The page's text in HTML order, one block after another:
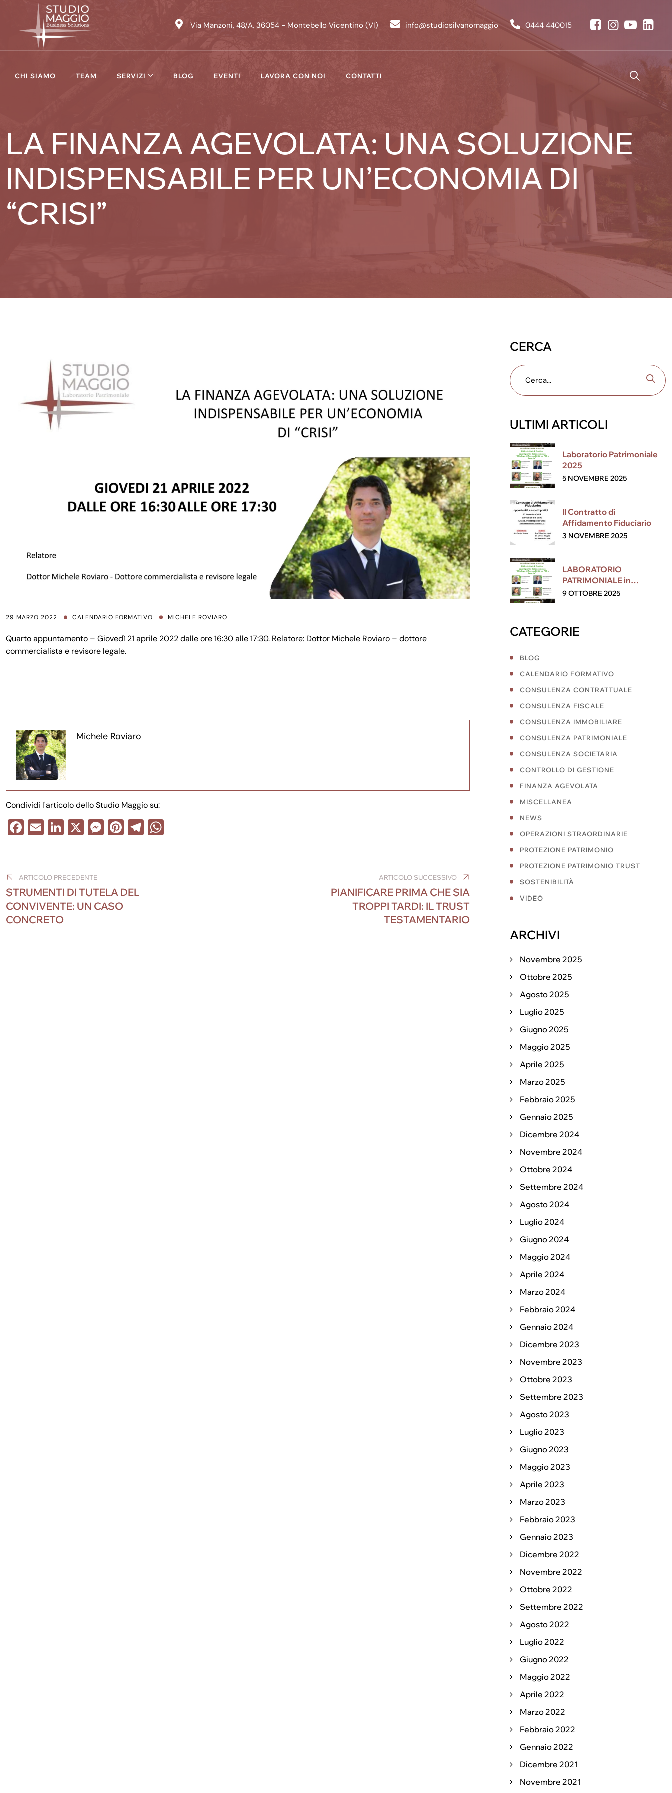
content
Via Manzoni, 48/A, 36054 - Montebello Vicentino (VI) info@studiosilvanomaggio 0444 440015
CHI SIAMO TEAM SERVIZI BLOG EVENTI LAVORA CON NOI CONTATTI
LA FINANZA AGEVOLATA: UNA SOLUZIONE
INDISPENSABILE PER UN’ECONOMIA DI
“CRISI”
29 MARZO 2022 CALENDARIO FORMATIVO MICHELE ROVIARO
Quarto appuntamento – Giovedì 21 aprile 2022 dalle ore 16:30 alle 17:30. Relatore: Dottor Michele Roviaro – dottore
commercialista e revisore legale.
Michele Roviaro
Condividi l'articolo dello Studio Maggio su:
F
e
b
o
o
E Li
e
dI
n
X M
n
g
Pi
st
T
articoli
ARTICOLO PRECEDENTE
STRUMENTI DI TUTELA DEL
CONVIVENTE: UN CASO
CONCRETO
ARTICOLO SUCCESSIVO
PIANIFICARE PRIMA CHE SIA
TROPPI TARDI: IL TRUST
TESTAMENTARIO
CERCA
ULTIMI ARTICOLI
Laboratorio Patrimoniale
2025
5 NOVEMBRE 2025
Il Contratto di
Affidamento Fiduciario
3 NOVEMBRE 2025
LABORATORIO
PATRIMONIALE in
collaborazione con ESG
9 OTTOBRE 2025
CATEGORIE
BLOG
CALENDARIO FORMATIVO
CONSULENZA CONTRATTUALE
CONSULENZA FISCALE
CONSULENZA IMMOBILIARE
CONSULENZA PATRIMONIALE
CONSULENZA SOCIETARIA
CONTROLLO DI GESTIONE
FINANZA AGEVOLATA
MISCELLANEA
NEWS
OPERAZIONI STRAORDINARIE
PROTEZIONE PATRIMONIO
PROTEZIONE PATRIMONIO TRUST
SOSTENIBILITÀ
VIDEO
ARCHIVI
Novembre 2025
Ottobre 2025
Agosto 2025
Luglio 2025
Giugno 2025
Maggio 2025
Aprile 2025
Marzo 2025
Febbraio 2025
Gennaio 2025
Dicembre 2024
Novembre 2024
Ottobre 2024
Settembre 2024
Agosto 2024
Luglio 2024
Giugno 2024
Maggio 2024
Aprile 2024
Marzo 2024
Febbraio 2024
Gennaio 2024
Dicembre 2023
Novembre 2023
Ottobre 2023
Settembre 2023
Agosto 2023
Luglio 2023
Giugno 2023
Maggio 2023
Aprile 2023
Marzo 2023
Febbraio 2023
Gennaio 2023
Dicembre 2022
Novembre 2022
Ottobre 2022
Settembre 2022
Agosto 2022
Luglio 2022
Giugno 2022
Maggio 2022
Aprile 2022
Marzo 2022
Febbraio 2022
Gennaio 2022
Dicembre 2021
Novembre 2021